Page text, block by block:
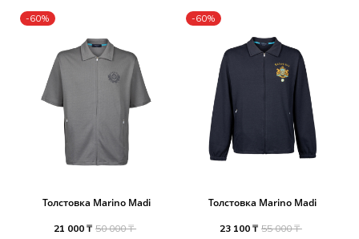
-60%
Толстовка Marino Madi
21 000 ₸ 50 000 ₸
-60%
Толстовка Marino Madi
23 100 ₸ 55 000 ₸